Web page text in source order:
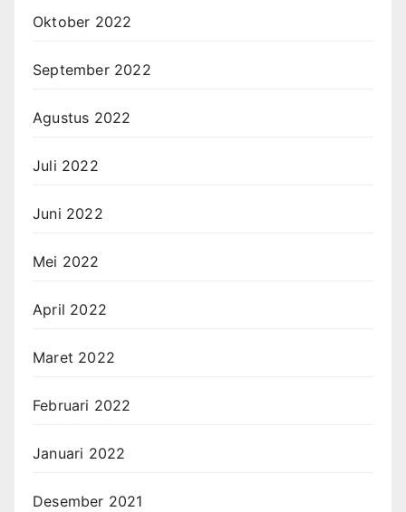
Oktober 2022
September 2022
Agustus 2022
Juli 2022
Juni 2022
Mei 2022
April 2022
Maret 2022
Februari 2022
Januari 2022
Desember 2021